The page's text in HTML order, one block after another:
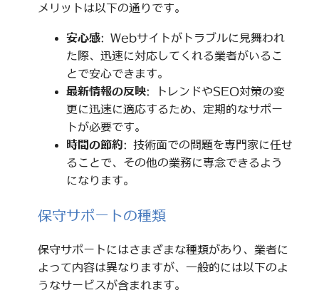
メリットは以下の通りです。
安心感: Webサイトがトラブルに見舞われ
た際、迅速に対応してくれる業者がいるこ
とで安心できます。
最新情報の反映: トレンドやSEO対策の変
更に迅速に適応するため、定期的なサポー
トが必要です。
時間の節約: 技術面での問題を専門家に任せ
ることで、その他の業務に専念できるよう
になります。
保守サポートの種類
保守サポートにはさまざまな種類があり、業者に
よって内容は異なりますが、一般的には以下のよ
うなサービスが含まれます。